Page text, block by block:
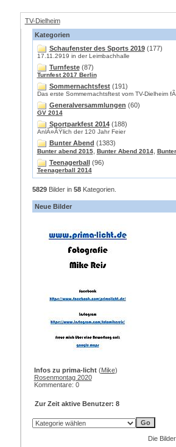
TV-Dielheim
Kategorien
Schaufenster des Sports 2019(177)
17.11.2919 in der Leimbachhalle
Turnfeste(87)
Turnfest 2017 Berlin
Sommernachtsfest(191)
Das erste Sommernachtsftest vom TV-Dielheim
Generalversammlungen (60)
GV 2014
Sportparkfest 2014(188)
AnlÃ¤ÃŸlich der 120 Jahr Feier
Bunter Abend (1383)
Bunter abend 2015, Bunter Abend 2014,
Teenagerball(96)
Teenagerball 2014
5829Bilder in 58Kategorien.
Neue Bilder
Infos zu prima-licht(Mike)
Rosenmontag 2020
Kommentare: 0
Zur Zeit aktive Benutzer: 8
Die